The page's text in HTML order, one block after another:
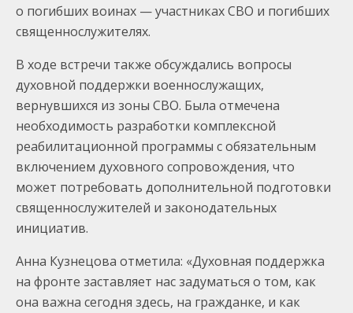
о погибших воинах — участниках СВО и погибших
священнослужителях.
В ходе встречи также обсуждались вопросы
духовной поддержки военнослужащих,
вернувшихся из зоны СВО. Была отмечена
необходимость разработки комплексной
реабилитационной программы с обязательным
включением духовного сопровождения, что
может потребовать дополнительной подготовки
священнослужителей и законодательных
инициатив.
Анна Кузнецова отметила: «Духовная поддержка
на фронте заставляет нас задуматься о том, как
она важна сегодня здесь, на гражданке, и как